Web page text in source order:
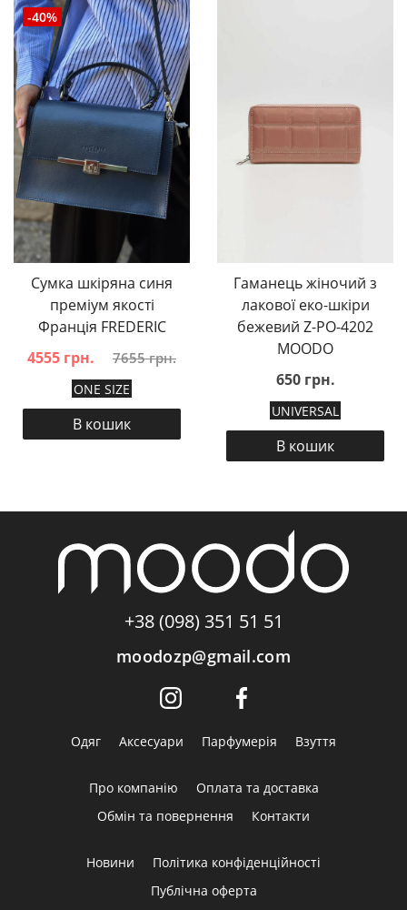
-40%
Сумка шкіряна синя
преміум якості
Франція FREDERIC
4555 грн.
7655 грн.
ONE SIZE
В кошик
Гаманець жіночий з
лакової еко-шкіри
бежевий Z-PO-4202
MOODO
650 грн.
UNIVERSAL
В кошик
+38 (098) 351 51 51
moodozp@gmail.com
Одяг Аксесуари Парфумерія Взуття
Про компанію
Оплата та доставка
Обмін та повернення
Контакти
Новини
Політика конфіденційності
Публічна оферта